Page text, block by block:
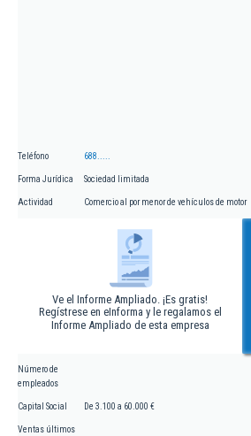
Teléfono 688.....
Forma Jurídica Sociedad limitada
Actividad Comercio al por menor de vehículos de motor
Ve el Informe Ampliado. ¡Es gratis!
Regístrese en eInforma y le regalamos el
Informe Ampliado de esta empresa
Número de
empleados
Capital Social De 3.100 a 60.000 €
Ventas últimos